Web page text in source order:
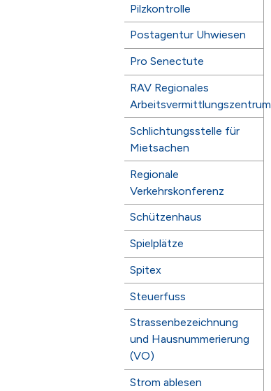
Pilzkontrolle
Postagentur Uhwiesen
Pro Senectute
RAV Regionales
Arbeitsvermittlungszentrum
Schlichtungsstelle für
Mietsachen
Regionale
Verkehrskonferenz
Schützenhaus
Spielplätze
Spitex
Steuerfuss
Strassenbezeichnung
und Hausnummerierung
(VO)
Strom ablesen